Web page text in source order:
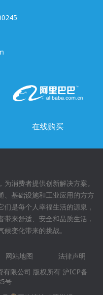
在线购买
消费者提供创新解决方案。
、基础设施和工业应用的方方
是每个人幸福生活的源泉，
来舒适、安全和品质生活，
变化带来的挑战。
网站地图
法律声明
限公司 版权所有 沪ICP备
号